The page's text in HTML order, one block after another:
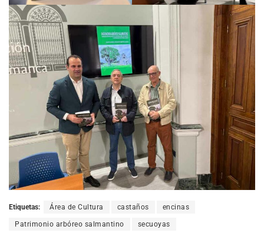
Etiquetas: Área de Cultura castaños encinas
Patrimonio arbóreo salmantino secuoyas